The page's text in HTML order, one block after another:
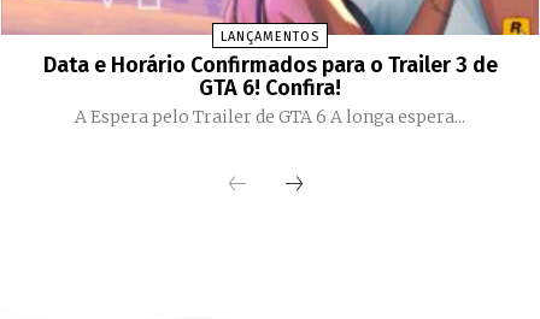
LANÇAMENTOS
Data e Horário Confirmados para o Trailer 3 de
GTA 6! Confira!
A Espera pelo Trailer de GTA 6 A longa espera...